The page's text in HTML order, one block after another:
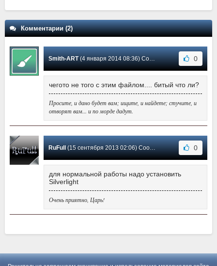
Комментарии (2)
Smith-ART(4 января 2014 08:36) Сообщение #2 0
чегото не того с этим файлом.... битый что ли?
Просите, и дано будет вам; ищите, и найдете; стучите, и
отворят вам... и по морде дадут.
RuFull (15 сентября 2013 02:06) Сообщение #1 0
для нормальной работы надо установить
Silverlight
Очень приятно, Царь!